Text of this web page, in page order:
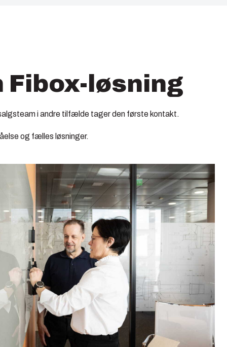
Fibox-løsning
i andre tilfælde tager den første kontakt.
og fælles løsninger.